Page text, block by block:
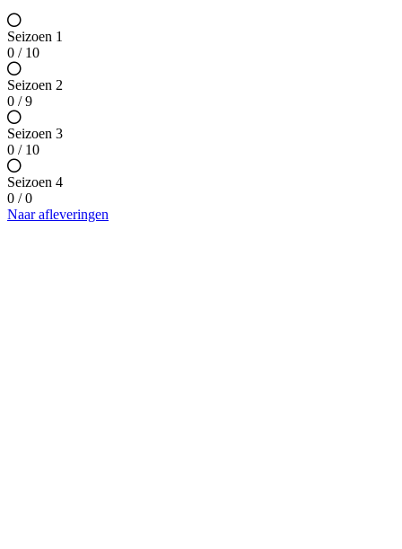
Seizoen 1
0 / 10
Seizoen 2
0 / 9
Seizoen 3
0 / 10
Seizoen 4
0 / 0
Naar afleveringen